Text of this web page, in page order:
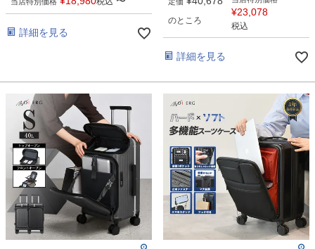
詳細を見る
のところ
¥23,078
税込
詳細を見る